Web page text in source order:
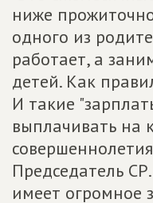
ниже
одного из
работает, а
детей. Как
И такие
выплачивать на
Председатель
имеет огромное